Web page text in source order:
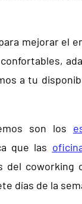
mejorar el
a tu
son los
que las
del coworking
días de la